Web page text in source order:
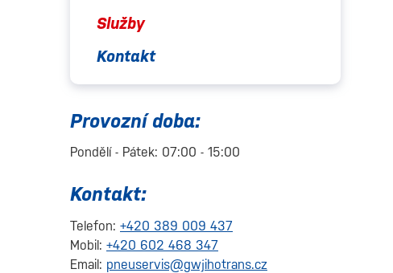
Služby
Kontakt
Provozní doba:
Pondělí - Pátek: 07:00 - 15:00
Kontakt:
Telefon: +420 389 009 437
Mobil: +420 602 468 347
Email: pneuservis@gwjihotrans.cz